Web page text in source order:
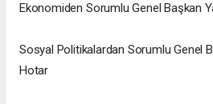
Ekonomiden Sorumlu Genel Başkan
Sosyal Politikalardan Sorumlu Genel
Hotar